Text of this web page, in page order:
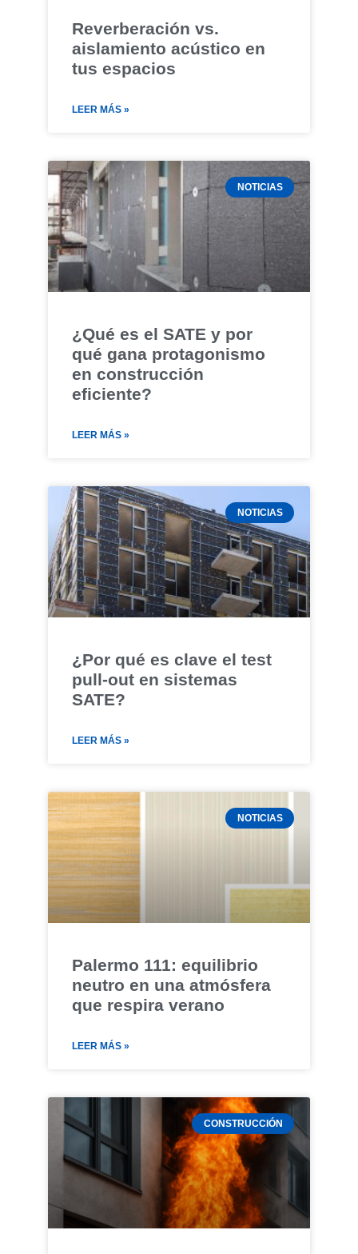
Reverberación vs.
aislamiento acústico en
tus espacios
LEER MÁS »
NOTICIAS
¿Qué es el SATE y por
qué gana protagonismo
en construcción
eficiente?
LEER MÁS »
NOTICIAS
¿Por qué es clave el test
pull-out en sistemas
SATE?
LEER MÁS »
NOTICIAS
Palermo 111: equilibrio
neutro en una atmósfera
que respira verano
LEER MÁS »
CONSTRUCCIÓN